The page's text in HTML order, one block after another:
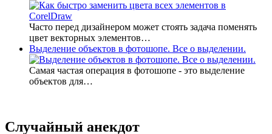
Часто перед дизайнером может стоять задача поменять
цвет векторных элементов…
Выделение объектов в фотошопе. Все о выделении.
Самая частая операция в фотошопе - это выделение
объектов для…
Случайный анекдот